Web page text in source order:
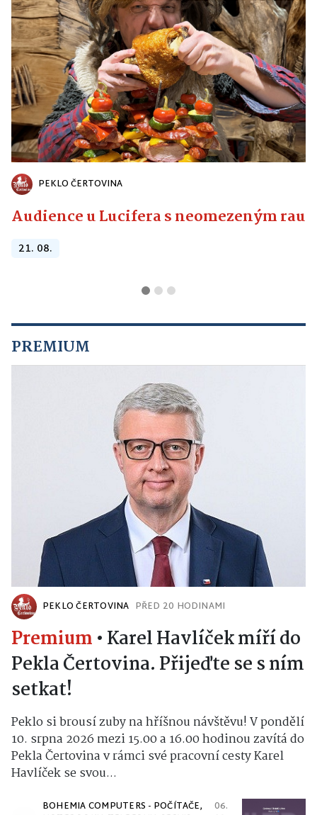
PEKLO ČERTOVINA
Audience u Lucifera s neomezeným
21. 08.
PREMIUM
PEKLO ČERTOVINA PŘED 20 HODINAMI
Premium • Karel Havlíček míří do
Pekla Čertovina. Přijeďte se s ním
setkat!
Peklo si brousí zuby na hříšnou návštěvu! V pondělí
10. srpna 2026 mezi 15.00 a 16.00 hodinou zavítá do
Pekla Čertovina v rámci své pracovní cesty Karel
Havlíček se svou...
BOHEMIA COMPUTERS - POČÍTAČE,
06.